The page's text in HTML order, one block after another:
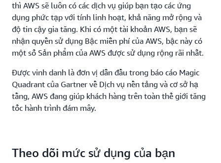
thì AWS sẽ luôn có các dịch vụ giúp bạn tạo các ứng
dụng phức tạp với tính linh hoạt, khả năng mở rộng và
độ tin cậy gia tăng. Khi có một tài khoản AWS, bạn sẽ
nhận quyền sử dụng Bậc miễn phí của AWS, bậc này có
một số Sản phẩm của AWS được sử dụng rộng rãi nhất.
Được vinh danh là đơn vị dẫn đầu trong báo cáo Magic
Quadrant của Gartner về Dịch vụ nền tảng và cơ sở hạ
tầng, AWS đang giúp khách hàng trên toàn thế giới tăng
tốc hành trình đám mây.
Theo dõi mức sử dụng của bạn